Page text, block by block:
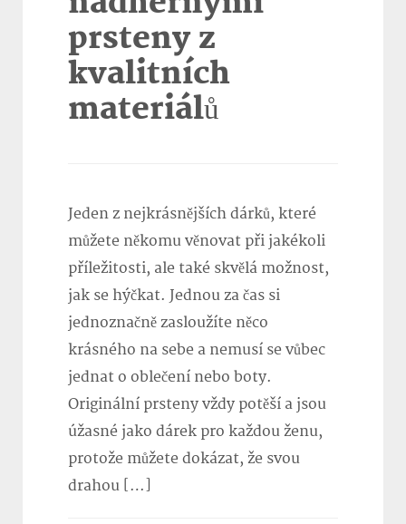
prsteny z
kvalitních
materiálů
Jeden z nejkrásnějších dárků, které
můžete někomu věnovat při jakékoli
příležitosti, ale také skvělá možnost,
jak se hýčkat. Jednou za čas si
jednoznačně zasloužíte něco
krásného na sebe a nemusí se vůbec
jednat o oblečení nebo boty.
Originální prsteny vždy potěší a jsou
úžasné jako dárek pro každou ženu,
protože můžete dokázat, že svou
drahou […]